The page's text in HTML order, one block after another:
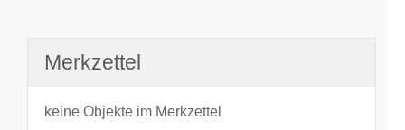
Merkzettel
keine Objekte im Merkzettel